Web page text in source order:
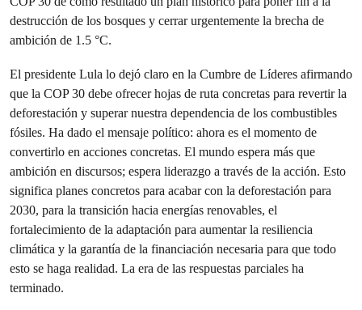
destrucción de los bosques y cerrar urgentemente la brecha de
ambición de 1.5 °C.
El presidente Lula lo dejó claro en la Cumbre de Líderes afirmando
que la COP 30 debe ofrecer hojas de ruta concretas para revertir la
deforestación y superar nuestra dependencia de los combustibles
fósiles. Ha dado el mensaje político: ahora es el momento de
convertirlo en acciones concretas. El mundo espera más que
ambición en discursos; espera liderazgo a través de la acción. Esto
significa planes concretos para acabar con la deforestación para
2030, para la transición hacia energías renovables, el
fortalecimiento de la adaptación para aumentar la resiliencia
climática y la garantía de la financiación necesaria para que todo
esto se haga realidad. La era de las respuestas parciales ha
terminado.